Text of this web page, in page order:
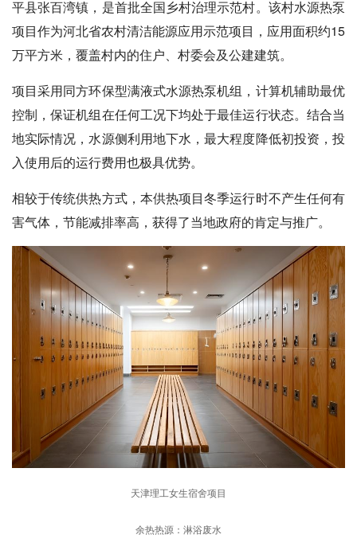
平县张百湾镇，是首批全国乡村治理示范村。该村水源热泵
项目作为河北省农村清洁能源应用示范项目，应用面积约15
万平方米，覆盖村内的住户、村委会及公建建筑。
项目采用同方环保型满液式水源热泵机组，计算机辅助最优
控制，保证机组在任何工况下均处于最佳运行状态。结合当
地实际情况，水源侧利用地下水，最大程度降低初投资，投
入使用后的运行费用也极具优势。
相较于传统供热方式，本供热项目冬季运行时不产生任何有
害气体，节能减排率高，获得了当地政府的肯定与推广。
天津理工女生宿舍项目
余热热源：淋浴废水